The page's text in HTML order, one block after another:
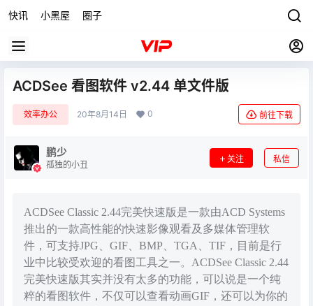
快讯 小黑屋 圈子
ACDSee 看图软件 v2.44 单文件版
效率办公 20年8月14日 0 前往下载
鹏少
孤独的小丑
关注 私信
ACDSee Classic 2.44完美快速版是一款由ACD Systems
推出的一款高性能的快速影像观看及多媒体管理软
件，可支持JPG、GIF、BMP、TGA、TIF，目前是行
业中比较受欢迎的看图工具之一。ACDSee Classic 2.44
完美快速版其实并没有太多的功能，可以说是一个纯
粹的看图软件，不仅可以查看动画GIF，还可以为你的